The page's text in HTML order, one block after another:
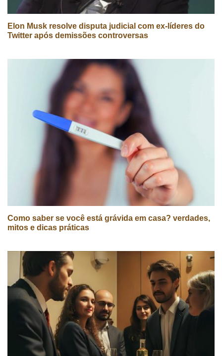
Elon Musk resolve disputa judicial com ex-líderes do
Twitter após demissões controversas
Como saber se você está grávida em casa? verdades,
mitos e dicas práticas